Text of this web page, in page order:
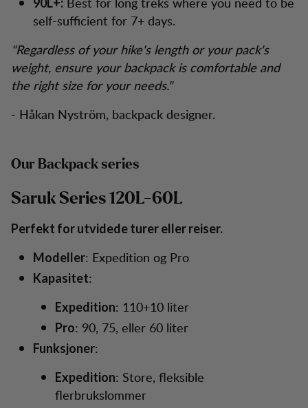
self-sufficient for 7+ days.
"Regardless of your hike's length or your pack's
weight, ensure your backpack is comfortable and
the right size for your needs."
- Håkan Nyström, backpack designer.
Our Backpack series
Saruk Series 120L-60L
Perfekt for utvidede turer eller reiser.
Modeller: Expedition og Pro
Kapasitet:
Expedition: 110+10 liter
Pro: 90, 75, eller 60 liter
Funksjoner:
Expedition: Store, fleksible
flerbrukslommer